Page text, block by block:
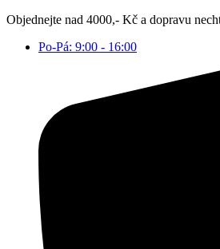
Přejít
obsahu
Objednejte nad 4000,- Kč a dopravu
Po-Pá: 9:00 - 16:00